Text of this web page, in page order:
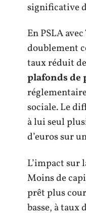
significative
En PSLA
doublement
taux réduit
plafonds de
sociale. Le
à lui seul
d’euros sur
L’impact sur
Moins de
prêt plus
basse, à taux